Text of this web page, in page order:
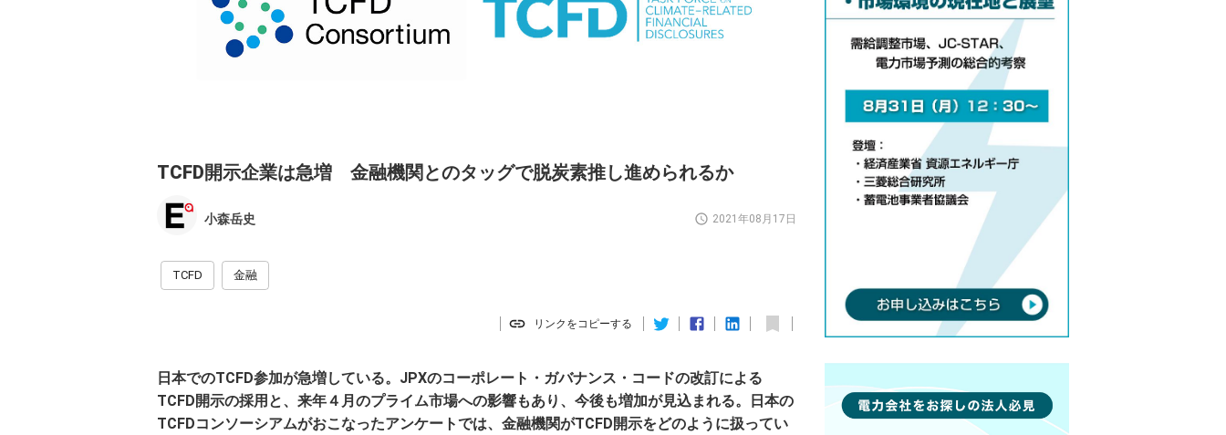
TCFD開示企業は急増 金融機関とのタッグで脱炭素推し進められるか
小森岳史 2021年08月17日
TCFD 金融
リンクをコピーする
日本でのTCFD参加が急増している。JPXのコーポレート・ガバナンス・コードの改訂による
TCFD開示の採用と、来年４月のプライム市場への影響もあり、今後も増加が見込まれる。日本の
TCFDコンソーシアムがおこなったアンケートでは、金融機関がTCFD開示をどのように扱ってい